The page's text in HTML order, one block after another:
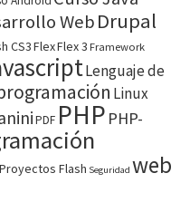
WebDrupal
CS3FlexFlex 3 Framework
Lenguaje de
Linux
PDF PHP PHP-
Proyectos Flash Seguridad web